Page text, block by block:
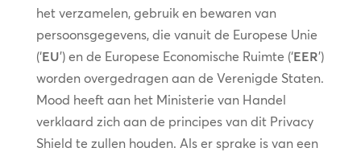
het verzamelen, gebruik en bewaren van
persoonsgegevens, die vanuit de Europese Unie
(‘EU’) en de Europese Economische Ruimte (‘EER’)
worden overgedragen aan de Verenigde Staten.
Mood heeft aan het Ministerie van Handel
verklaard zich aan de principes van dit Privacy
Shield te zullen houden. Als er sprake is van een